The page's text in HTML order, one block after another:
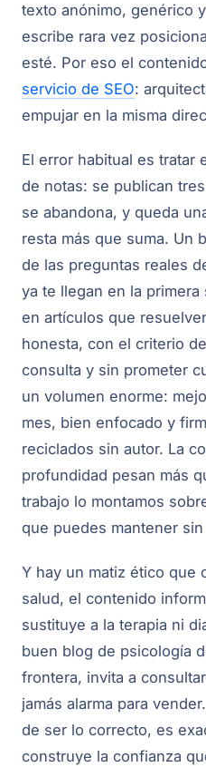
texto anónimo, genérico
escribe rara vez
esté. Por eso el
servicio de SEO:
empujar en la misma
El error habitual es tratar
de notas: se publican
se abandona, y queda
resta más que suma. Un
de las preguntas reales
ya te llegan en la
en artículos que
honesta, con el criterio
consulta y sin prometer
un volumen enorme:
mes, bien enfocado y
reciclados sin autor. La
profundidad pesan más
trabajo lo montamos
que puedes mantener
Y hay un matiz ético que
salud, el contenido
sustituye a la terapia ni
buen blog de psicología
frontera, invita a
jamás alarma para
de ser lo correcto, es
construye la confianza